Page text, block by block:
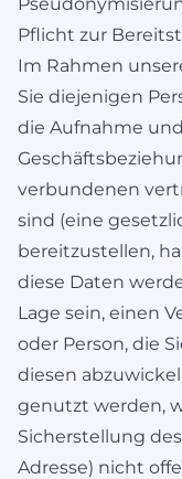
Pflicht zur
Im Rahmen
Sie diejenigen
die Aufnahme
verbundenen
sind (eine
bereitzustellen,
diese Daten
Lage sein, einen
oder Person, die
diesen
genutzt werden,
Sicherstellung
Adresse) nicht